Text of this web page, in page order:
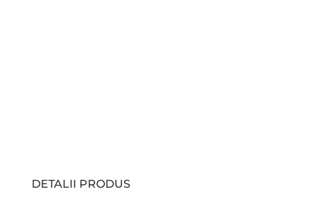
DETALII PRODUS